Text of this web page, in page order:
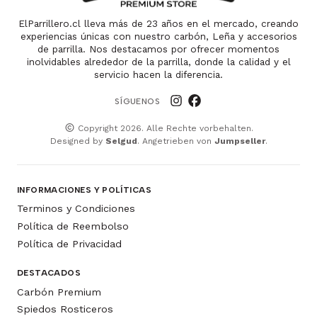
ElParrillero.cl lleva más de 23 años en el mercado, creando
experiencias únicas con nuestro carbón, Leña y accesorios
de parrilla. Nos destacamos por ofrecer momentos
inolvidables alrededor de la parrilla, donde la calidad y el
servicio hacen la diferencia.
SÍGUENOS
Copyright 2026. Alle Rechte vorbehalten.
Designed by Selgud. Angetrieben von Jumpseller.
INFORMACIONES Y POLÍTICAS
Terminos y Condiciones
Política de Reembolso
Política de Privacidad
DESTACADOS
Carbón Premium
Spiedos Rosticeros